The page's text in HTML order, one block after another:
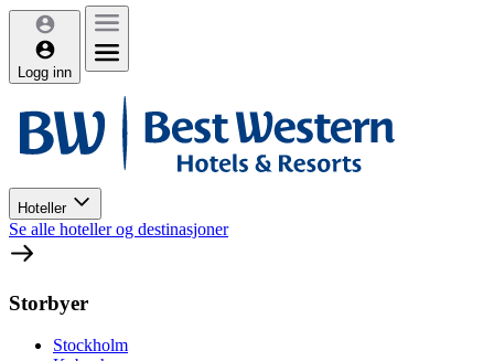
Logg inn
Hoteller
Se alle hoteller og destinasjoner
Storbyer
Stockholm